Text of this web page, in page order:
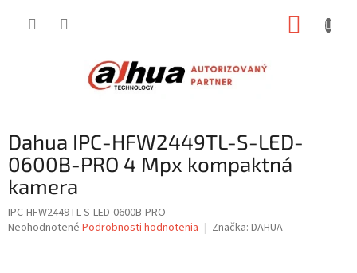
Dahua IPC-HFW2449TL-S-LED-
0600B-PRO 4 Mpx kompaktná
kamera
IPC-HFW2449TL-S-LED-0600B-PRO
Priemerné
Neohodnotené Podrobnosti hodnotenia Značka: DAHUA